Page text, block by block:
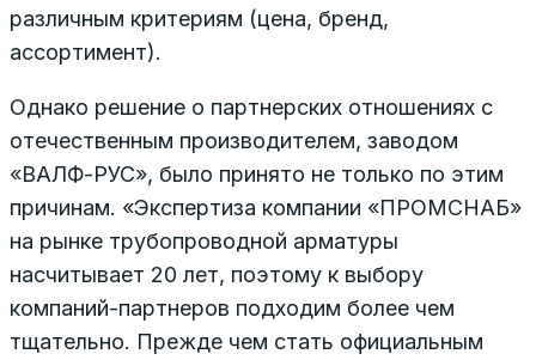
различным критериям (цена, бренд,
ассортимент).
Однако решение о партнерских отношениях с
отечественным производителем, заводом
«ВАЛФ-РУС», было принято не только по этим
причинам. «Экспертиза компании «ПРОМСНАБ»
на рынке трубопроводной арматуры
насчитывает 20 лет, поэтому к выбору
компаний-партнеров подходим более чем
тщательно. Прежде чем стать официальным